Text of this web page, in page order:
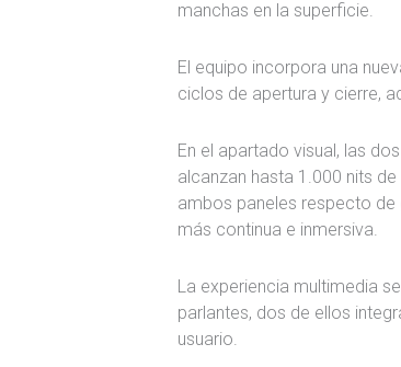
manchas en la superficie.
El equipo incorpora una
ciclos de apertura y cierre,
En el apartado visual, las
alcanzan hasta 1.000 nits
ambos paneles respecto de
más continua e inmersiva.
La experiencia multimedia
parlantes, dos de ellos
usuario.